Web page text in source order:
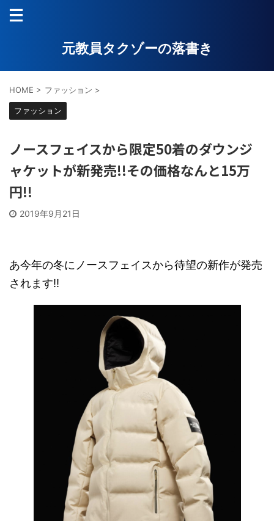
元教員タクゾーの落書き
HOME > ファッション >
ファッション
ノースフェイスから限定50着のダウンジ
ャケットが新発売!!その価格なんと15万
円!!
2019年9月21日
あ今年の冬にノースフェイスから待望の新作が発売
されます!!